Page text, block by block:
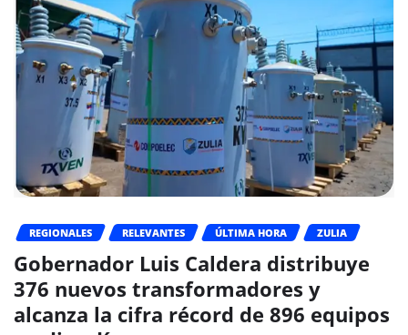
REGIONALES RELEVANTES ÚLTIMA HORA ZULIA
Gobernador Luis Caldera distribuye
376 nuevos transformadores y
alcanza la cifra récord de 896 equipos